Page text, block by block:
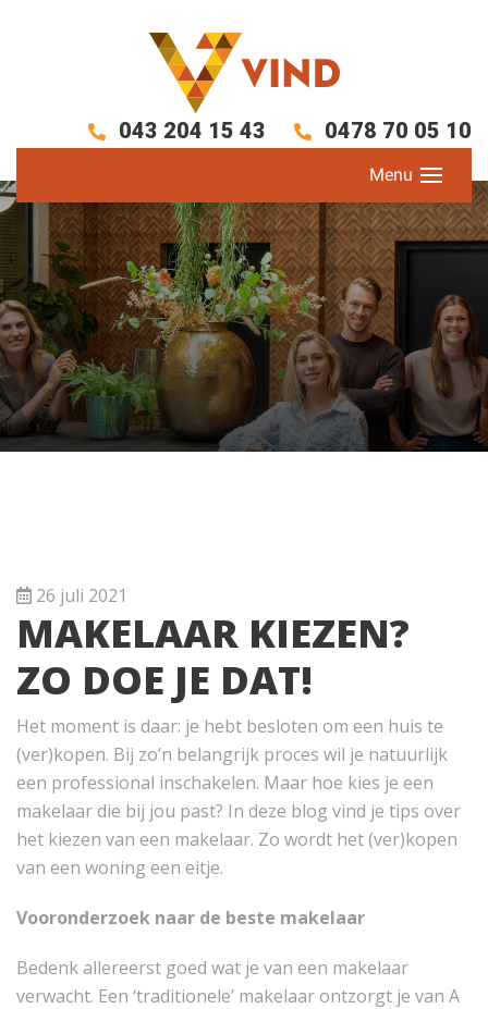
043 204 15 43 0478 70 05 10
26 juli 2021
MAKELAAR KIEZEN?
ZO DOE JE DAT!
Het moment is daar: je hebt besloten om een huis te
(ver)kopen. Bij zo’n belangrijk proces wil je natuurlijk
een professional inschakelen. Maar hoe kies je een
makelaar die bij jou past? In deze blog vind je tips over
het kiezen van een makelaar. Zo wordt het (ver)kopen
van een woning een eitje.
Vooronderzoek naar de beste makelaar
Bedenk allereerst goed wat je van een makelaar
verwacht. Een ‘traditionele’ makelaar ontzorgt je van A